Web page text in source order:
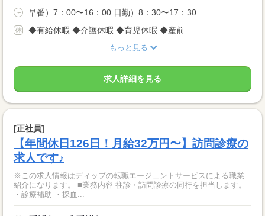
早番）7：00〜16：00 日勤）8：30〜17：30 ...
◆有給休暇 ◆介護休暇 ◆育児休暇 ◆産前...
もっと見る
求人詳細を見る
[正社員]
【年間休日126日！月給32万円〜】訪問診療の
求人です♪
※この求人情報はディップの転職エージェントサービスによる職業
紹介になります。 ■業務内容 往診・訪問診療の同行を担当します。
・診療補助 ・採血...